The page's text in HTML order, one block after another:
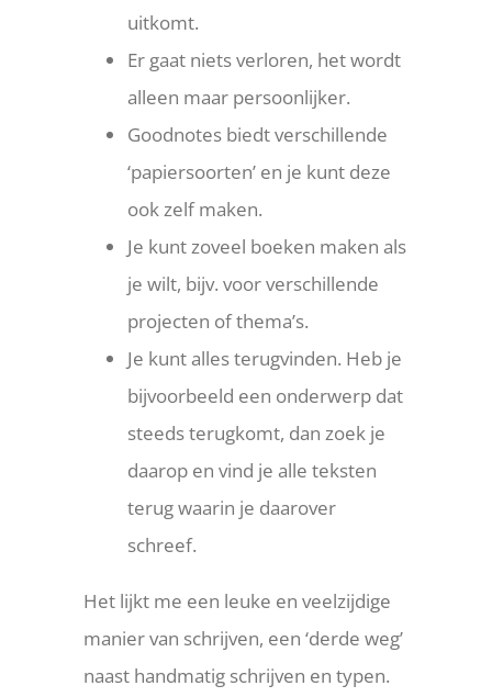
uitkomt.
Er gaat niets verloren, het wordt
alleen maar persoonlijker.
Goodnotes biedt verschillende
‘papiersoorten’ en je kunt deze
ook zelf maken.
Je kunt zoveel boeken maken als
je wilt, bijv. voor verschillende
projecten of thema’s.
Je kunt alles terugvinden. Heb je
bijvoorbeeld een onderwerp dat
steeds terugkomt, dan zoek je
daarop en vind je alle teksten
terug waarin je daarover
schreef.
Het lijkt me een leuke en veelzijdige
manier van schrijven, een ‘derde weg’
naast handmatig schrijven en typen.